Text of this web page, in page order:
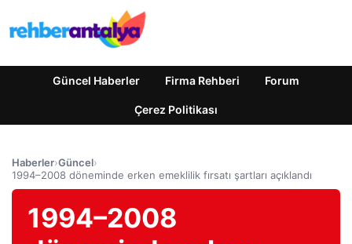
Güncel Haberler Firma Rehberi Forum
Çerez Politikası
Haberler›Güncel›
1994–2008 döneminde erken emeklilik fırsatı şartları açıklandı
1994–2008